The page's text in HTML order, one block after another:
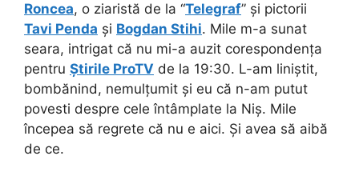
Roncea, o ziaristă de la “Telegraf” și pictorii
Tavi Penda și Bogdan Stihi. Mile m-a sunat
seara, intrigat că nu mi-a auzit corespondența
pentru Știrile ProTV de la 19:30. L-am liniștit,
bombănind, nemulțumit și eu că n-am putut
povesti despre cele întâmplate la Niș. Mile
începea să regrete că nu e aici. Și avea să aibă
de ce.